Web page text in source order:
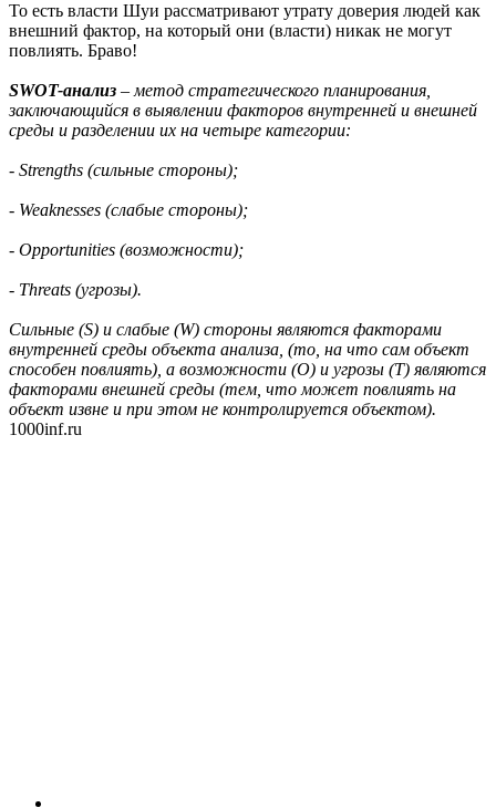
То есть власти Шуи рассматривают утрату доверия людей как
внешний фактор, на который они (власти) никак не могут
повлиять. Браво!
SWOT-анализ – метод стратегического планирования,
заключающийся в выявлении факторов внутренней и внешней
среды и разделении их на четыре категории:
- Strengths (сильные стороны);
- Weaknesses (слабые стороны);
- Opportunities (возможности);
- Threats (угрозы).
Сильные (S) и слабые (W) стороны являются факторами
внутренней среды объекта анализа, (то, на что сам объект
способен повлиять), а возможности (O) и угрозы (T) являются
факторами внешней среды (тем, что может повлиять на
объект извне и при этом не контролируется объектом).
1000inf.ru